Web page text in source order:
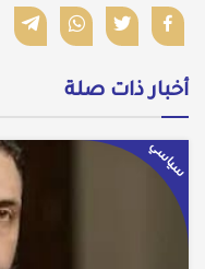
أخبار ذات صلة
سياسي